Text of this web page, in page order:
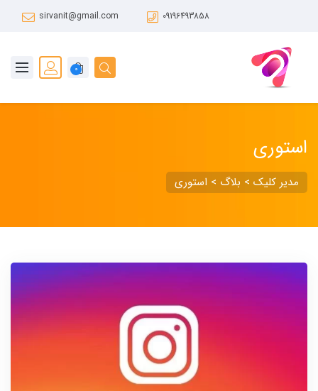
09196493858
sirvanit@gmail.com
0
استوری
مدیر کلیک > بلاگ > استوری